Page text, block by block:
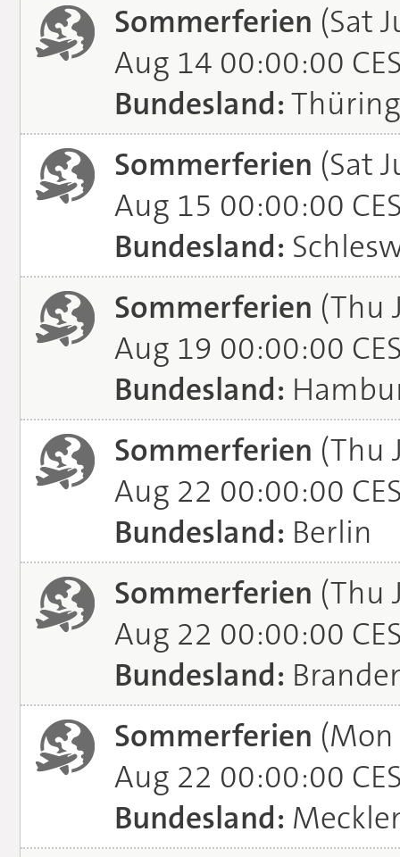
Sommerferien (Sat
Aug 14 00:00:00
Bundesland:
Sommerferien (Sat
Aug 15 00:00:00
Bundesland:
Sommerferien (Thu
Aug 19 00:00:00
Bundesland:
Sommerferien (Thu
Aug 22 00:00:00
Bundesland: Berlin
Sommerferien (Thu
Aug 22 00:00:00
Bundesland:
Sommerferien (Mon
Aug 22 00:00:00
Bundesland: